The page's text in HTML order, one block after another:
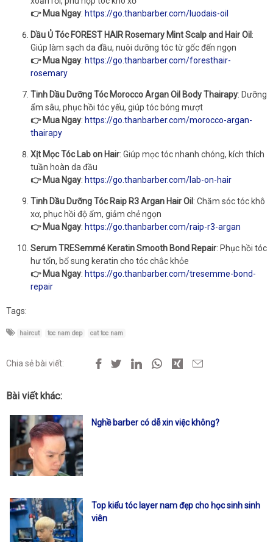
👉 Mua Ngay: https://go.thanbarber.com/luodais-oil
Dầu Ủ Tóc FOREST HAIR Rosemary Mint Scalp and Hair Oil :
Giúp làm sạch da đầu, nuôi dưỡng tóc từ gốc đến ngọn
👉 Mua Ngay: https://go.thanbarber.com/foresthair-
rosemary
Tinh Dầu Dưỡng Tóc Morocco Argan Oil Body Thairapy: Dưỡng
ẩm sâu, phục hồi tóc yếu, giúp tóc bóng mượt
👉 Mua Ngay: https://go.thanbarber.com/morocco-argan-
thairapy
Xịt Mọc Tóc Lab on Hair: Giúp mọc tóc nhanh chóng, kích thích
tuần hoàn da đầu
👉 Mua Ngay: https://go.thanbarber.com/lab-on-hair
Tinh Dầu Dưỡng Tóc Raip R3 Argan Hair Oil : Chăm sóc tóc khô
xơ, phục hồi độ ẩm, giảm chẻ ngọn
👉 Mua Ngay: https://go.thanbarber.com/raip-r3-argan
Serum TRESemmé Keratin Smooth Bond Repair: Phục hồi tóc
hư tổn, bổ sung keratin cho tóc chắc khỏe
👉 Mua Ngay: https://go.thanbarber.com/tresemme-bond-
repair
Tags:
haircut toc nam dep cat toc nam
Chia sẻ bài viết:
Bài viết khác:
Nghề barber có dễ xin việc không?
Top kiểu tóc layer nam đẹp cho học sinh sinh
viên